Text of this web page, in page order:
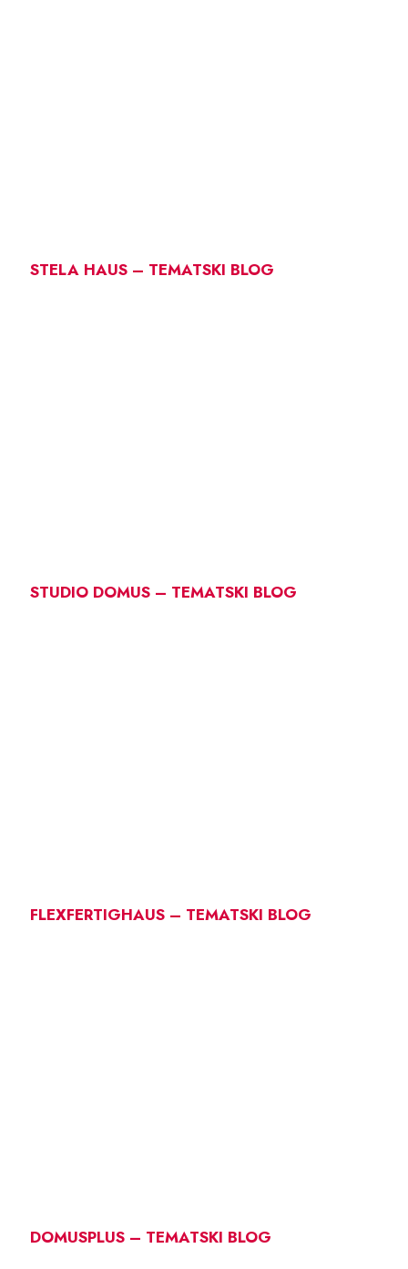
STELA HAUS – TEMATSKI BLOG
STUDIO DOMUS – TEMATSKI BLOG
FLEXFERTIGHAUS – TEMATSKI BLOG
DOMUSPLUS – TEMATSKI BLOG